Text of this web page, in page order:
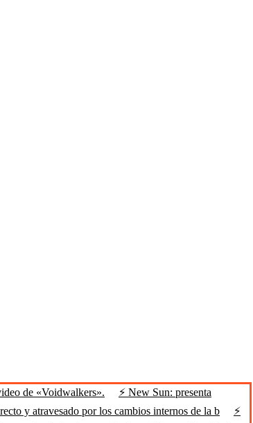
de «Voidwalkers».
⚡ New Sun: presenta
y atravesado por los cambios internos de la b
⚡